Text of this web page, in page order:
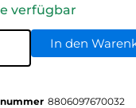
verfügbar
In den
8806097670032